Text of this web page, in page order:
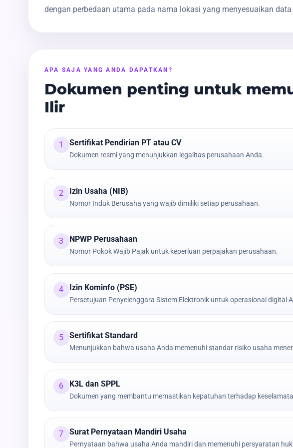
dengan perbedaan utama pada nama lokasi yang menyesuaikan
APA SAJA YANG ANDA DAPATKAN?
Dokumen penting untuk
Ilir
1 Sertifikat Pendirian PT atau CV
Dokumen resmi yang menunjukkan legalitas perusahaan Anda.
2 Izin Usaha (NIB)
Nomor Induk Berusaha yang wajib dimiliki setiap perusahaan.
3 NPWP Perusahaan
Nomor Pokok Wajib Pajak untuk keperluan perpajakan perusahaan.
4 Izin Kominfo (PSE)
Persetujuan Penyelenggara Sistem Elektronik untuk operasional digital
5 Sertifikat Standard
Menunjukkan bahwa usaha Anda memenuhi standar risiko usaha
6 K3L dan SPPL
Dokumen yang membantu memastikan kepatuhan terhadap
7 Surat Pernyataan Mandiri Usaha
Pernyataan bahwa usaha Anda mandiri dan memenuhi persyaratan